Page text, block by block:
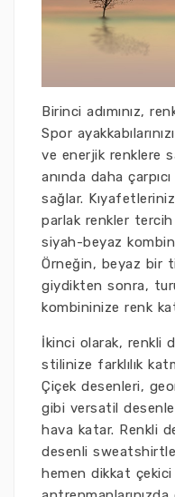
Birinci adımınız,
Spor
ve enerjik renklere
anında daha
sağlar.
parlak renkler
siyah-beyaz
Örneğin, beyaz bir
giydikten sonra,
kombininize renk
İkinci olarak, renkli
stilinize farklılık
Çiçek desenleri,
gibi versatil
hava katar. Renkli
desenli
hemen dikkat